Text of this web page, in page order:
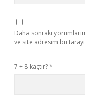
Daha sonraki
ve site adresim bu
7 + 8 kaçtır?*